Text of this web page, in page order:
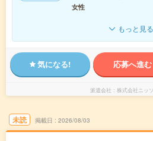
女性
もっと見る
気になる! 応募へ進む
派遣会社 株式会社ニッ
未読 掲載日 2026/08/03